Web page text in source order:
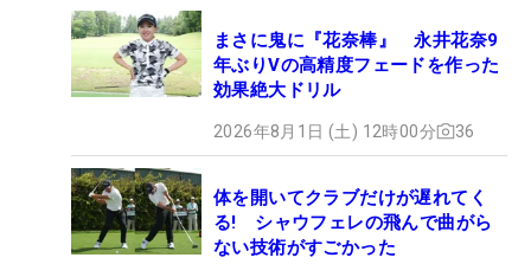
まさに鬼に『花奈棒』 永井花奈9
年ぶりVの高精度フェードを作った
効果絶大ドリル
2026年8月1日 (土) 12時00分 36
体を開いてクラブだけが遅れてく
る! シャウフェレの飛んで曲がら
ない技術がすごかった